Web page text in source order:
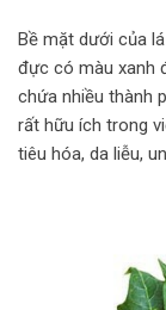
Bề mặt dưới của
đực có màu xanh
chứa nhiều thành
rất hữu ích trong
tiêu hóa, da liễu,